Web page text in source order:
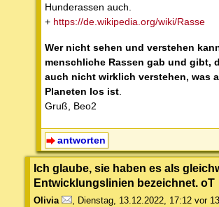
Hunderassen auch.
+ https://de.wikipedia.org/wiki/Rasse
Wer nicht sehen und verstehen
menschliche Rassen gab und gibt,
auch nicht wirklich verstehen, was
Planeten los ist
Gruß, Beo2
antworten
Ich glaube, sie haben es als
Entwicklungslinien bezeichnet. oT
Olivia Dienstag, 13.12.2022, 17:12 vor